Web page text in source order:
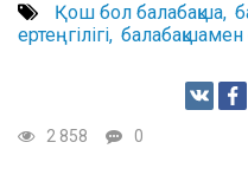
Қош бол балабақша
ертеңгілігі балабақшамен
2 858 0